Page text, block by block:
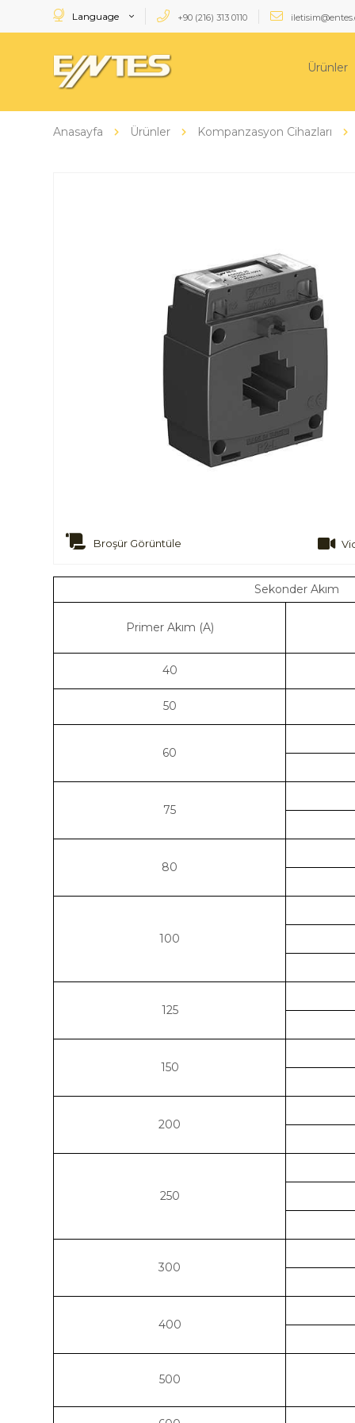
Language +90 (216) 313 0110
Ürünler
Anasayfa Ürünler Kompanzasyon Cihazları
Broşür Görüntüle
Sekonder Akım
Primer Akım (A)
40
50
60
75
80
100
125
150
200
250
300
400
500